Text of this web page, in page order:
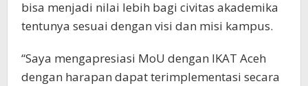
bisa menjadi nilai lebih bagi civitas akademika
tentunya sesuai dengan visi dan misi kampus.
“Saya mengapresiasi MoU dengan IKAT Aceh
dengan harapan dapat terimplementasi secara